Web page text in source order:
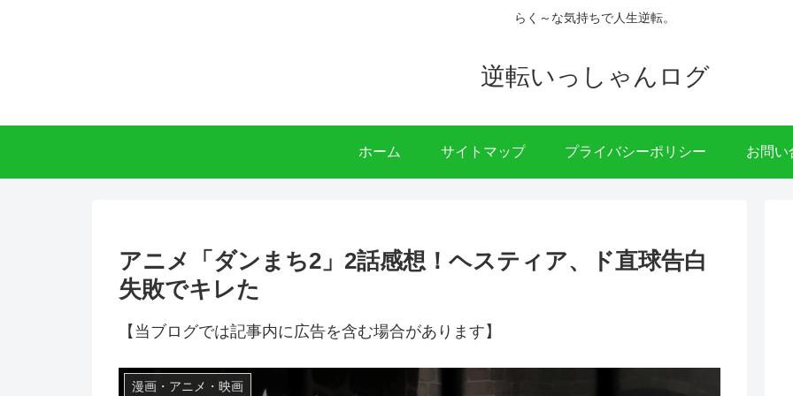
らく～な気持ちで人生逆転。
逆転いっしゃんログ
ホーム サイトマップ プライバシーポリシー お問い
アニメ「ダンまち2」2話感想！ヘスティア、ド直球告白
失敗でキレた
【当ブログでは記事内に広告を含む場合があります】
漫画・アニメ・映画